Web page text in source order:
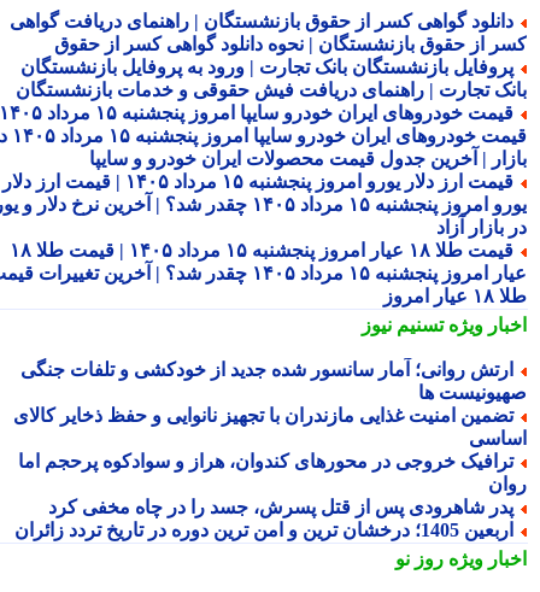
گواهی کسر از حقوق بازنشستگان | راهنمای دریافت گواهی
از حقوق بازنشستگان | نحوه دانلود گواهی کسر از حقوق
بازنشستگان بانک تجارت | ورود به پروفایل بازنشستگان
تجارت | راهنمای دریافت فیش حقوقی و خدمات بازنشستگان
قیمت خودروهای ایران خودرو سایپا امروز پنجشنبه ۱۵ مرداد ۱۴۰۵ |
قیمت خودروهای ایران خودرو سایپا امروز پنجشنبه ۱۵ مرداد ۱۴۰۵ در
| آخرین جدول قیمت محصولات ایران خودرو و سایپا
قیمت ارز دلار یورو امروز پنجشنبه ۱۵ مرداد ۱۴۰۵ | قیمت ارز دلار
یورو امروز پنجشنبه ۱۵ مرداد ۱۴۰۵ چقدر شد؟ | آخرین نرخ دلار و یورو
آزاد
قیمت طلا ۱۸ عیار امروز پنجشنبه ۱۵ مرداد ۱۴۰۵ | قیمت طلا ۱۸
عیار امروز پنجشنبه ۱۵ مرداد ۱۴۰۵ چقدر شد؟ | آخرین تغییرات قیمت
امروز
ویژهتسنیم نیوز
روانی؛ آمار سانسور شده جدید از خودکشی و تلفات جنگی
ها
امنیت غذایی مازندران با تجهیز نانوایی و حفظ ذخایر کالای
خروجی در محورهای کندوان، هراز و سوادکوه پرحجم اما
شاهرودی پس از قتل پسرش، جسد را در چاه مخفی کرد
1405؛ درخشان ترین و امن ترین دوره در تاریخ تردد زائران
ویژهروز نو